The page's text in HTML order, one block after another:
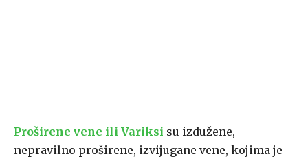
Proširene vene ili Variksi su izdužene,
nepravilno proširene, izvijugane vene, kojima je